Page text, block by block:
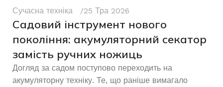
Сучасна техніка 25 Тра 2026
Садовий інструмент нового
покоління: акумуляторний секатор
замість ручних ножиць
Догляд за садом поступово переходить на
акумуляторну техніку. Те, що раніше вимагало